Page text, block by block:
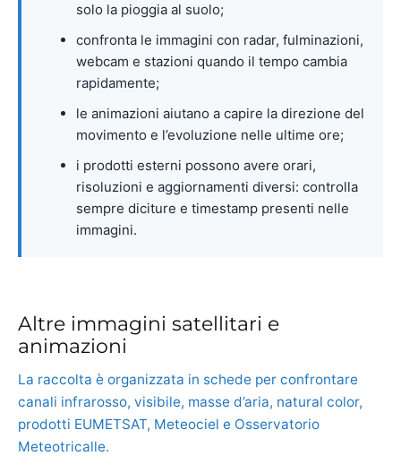
solo la pioggia al suolo;
confronta le immagini con radar, fulminazioni,
webcam e stazioni quando il tempo cambia
rapidamente;
le animazioni aiutano a capire la direzione del
movimento e l’evoluzione nelle ultime ore;
i prodotti esterni possono avere orari,
risoluzioni e aggiornamenti diversi: controlla
sempre diciture e timestamp presenti nelle
immagini.
Altre immagini satellitari e
animazioni
La raccolta è organizzata in schede per confrontare
canali infrarosso, visibile, masse d’aria, natural color,
prodotti EUMETSAT, Meteociel e Osservatorio
Meteotricalle.